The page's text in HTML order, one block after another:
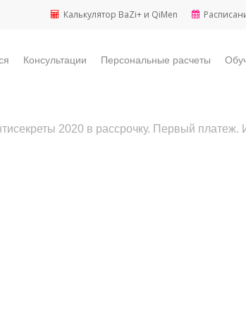
Калькулятор BaZi+ и QiMen
Консультации Персональные расчеты
2020 в рассрочку. Первый платеж.